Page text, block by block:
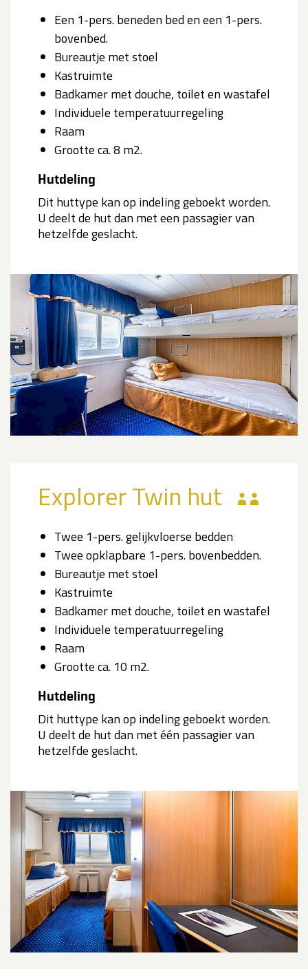
Een 1-pers. beneden bed en een 1-pers.
bovenbed.
Bureautje met stoel
Kastruimte
Badkamer met douche, toilet en wastafel
Individuele temperatuurregeling
Raam
Grootte ca. 8 m2.
Hutdeling
Dit huttype kan op indeling geboekt worden.
U deelt de hut dan met een passagier van
hetzelfde geslacht.
Explorer Twin hut
Twee 1-pers. gelijkvloerse bedden
Twee opklapbare 1-pers. bovenbedden.
Bureautje met stoel
Kastruimte
Badkamer met douche, toilet en wastafel
Individuele temperatuurregeling
Raam
Grootte ca. 10 m2.
Hutdeling
Dit huttype kan op indeling geboekt worden.
U deelt de hut dan met één passagier van
hetzelfde geslacht.